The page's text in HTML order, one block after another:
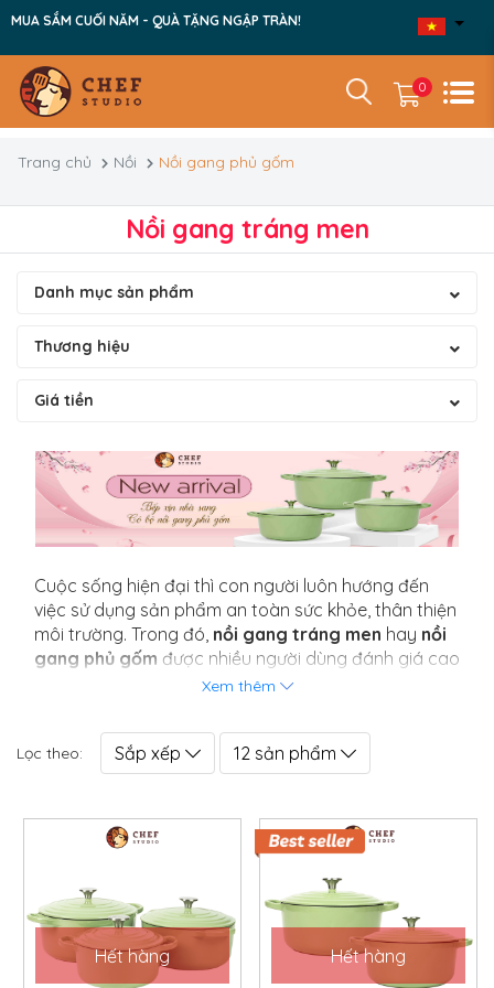
MUA SẮM CUỐI NĂM - QUÀ TẶNG NGẬP TRÀN!
0
Trang chủ Nồi Nồi gang phủ gốm
Nồi gang tráng men
Danh mục sản phẩm
Thương hiệu
Giá tiền
Cuộc sống hiện đại thì con người luôn hướng đến
việc sử dụng sản phẩm an toàn sức khỏe, thân thiện
môi trường. Trong đó, nồi gang tráng men hay nồi
gang phủ gốm được nhiều người dùng đánh giá cao
hiện nay. Vậy nồi gang tráng men có những ưu điểm
lỡ nội dung dưới đây củaChef Studiođể hiểu rõ hơn
về sản phẩm này nhé.
Nồi gang tráng men (Nồi gang tráng sứ hay nồi
gang phủ gốm) là sản phẩm nồi gang có lớp men
bao phủ bên ngoài bề mặt của lõi gang thô. Thông
thường, nồi được tráng 2 lớp men, trong đó có 1 lớp
men lót và 1 lớp men màu ở bên ngoài. Nhờ vậy mà
sản phẩm đem đến độ bền bỉ cao, hiệu quả sử dụng
và có màu sắc đa dạng, bắt mắt.
Xem thêm
Lọc theo: Sắp xếp 12 sản phẩm
Hết hàng Hết hàng